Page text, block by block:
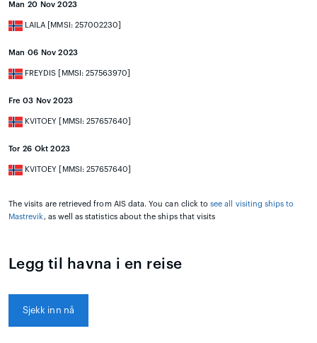
Man 20 Nov 2023
LAILA [MMSI: 257002230]
Man 06 Nov 2023
FREYDIS [MMSI: 257563970]
Fre 03 Nov 2023
KVITOEY [MMSI: 257657640]
Tor 26 Okt 2023
KVITOEY [MMSI: 257657640]
The visits are retrieved from AIS data. You can click tosee all visiting ships to
Mastrevik, as well as statistics about the ships that visits
Legg til havna i en reise
Sjekk inn nå